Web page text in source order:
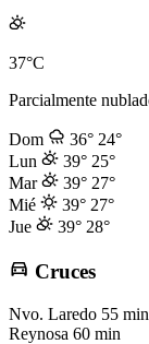
37°C
Parcialmente
Dom 36° 24°
Lun
39° 25°
Mar
39° 27°
Mié
39° 27°
Jue
39° 28°
Cruces
Nvo. Laredo 55 min
Reynosa 60 min